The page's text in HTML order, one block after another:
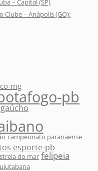
– Capital (SP)
Clube – Anápolis (GO):
mg
pb
campeonato paranaense
esporte-pb
do mar felipeia